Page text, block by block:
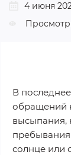
4 июня
В
обращений
высыпания,
солнце или